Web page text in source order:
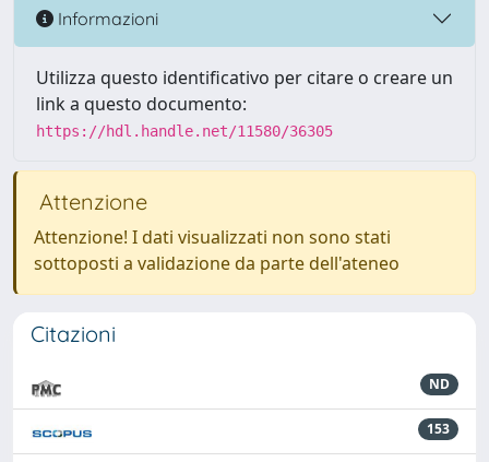
Informazioni
Utilizza questo identificativo per citare o creare un
link a questo documento:
https://hdl.handle.net/11580/36305
Attenzione
Attenzione! I dati visualizzati non sono stati
sottoposti a validazione da parte dell'ateneo
Citazioni
ND
153